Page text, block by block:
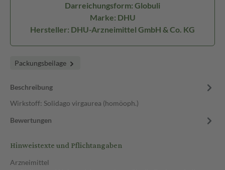
Darreichungsform: Globuli
Marke: DHU
Hersteller: DHU-Arzneimittel GmbH & Co. KG
Packungsbeilage
Beschreibung
Wirkstoff: Solidago virgaurea (homöoph.)
Bewertungen
Hinweistexte und Pflichtangaben
Arzneimittel